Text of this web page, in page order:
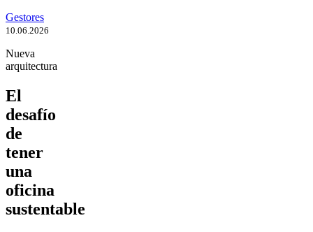
Gestores
10.06.2026
Nueva
arquitectura
El
desafío
de
tener
una
oficina
sustentable